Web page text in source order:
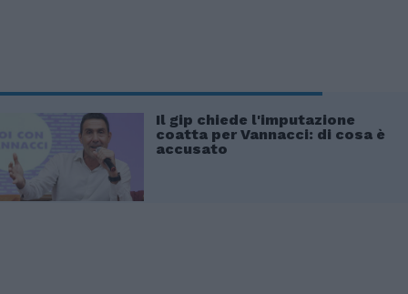
Il gip chiede l'imputazione
coatta per Vannacci: di cosa è
accusato